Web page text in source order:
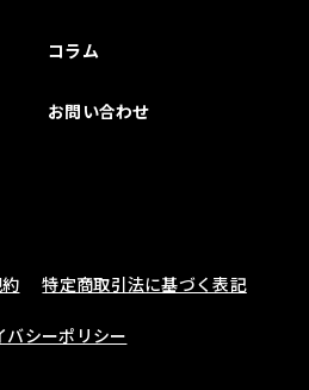
コラム
お問い合わせ
特定商取引法に基づく表記
バシーポリシー